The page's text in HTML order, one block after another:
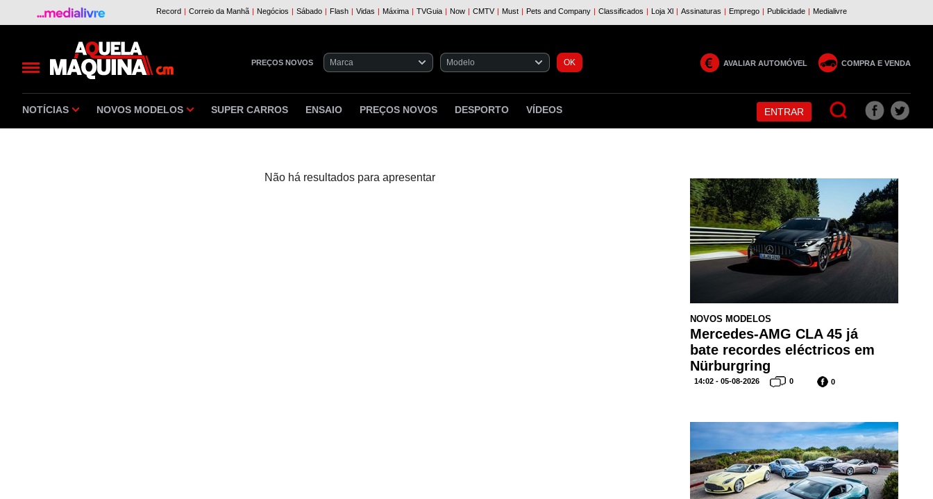
AVALIAR AUTOMÓVEL COMPRA E VENDA
PREÇOS NOVOS
NOTÍCIAS NOVOS MODELOS SUPER CARROS ENSAIO PREÇOS NOVOS DESPORTO VÍDEOS ENTRAR
Não há resultados para apresentar
NOVOS MODELOS
Mercedes-AMG CLA 45 já
bate recordes eléctricos em
Nürburgring
14:02 - 05-08-2026 0 0